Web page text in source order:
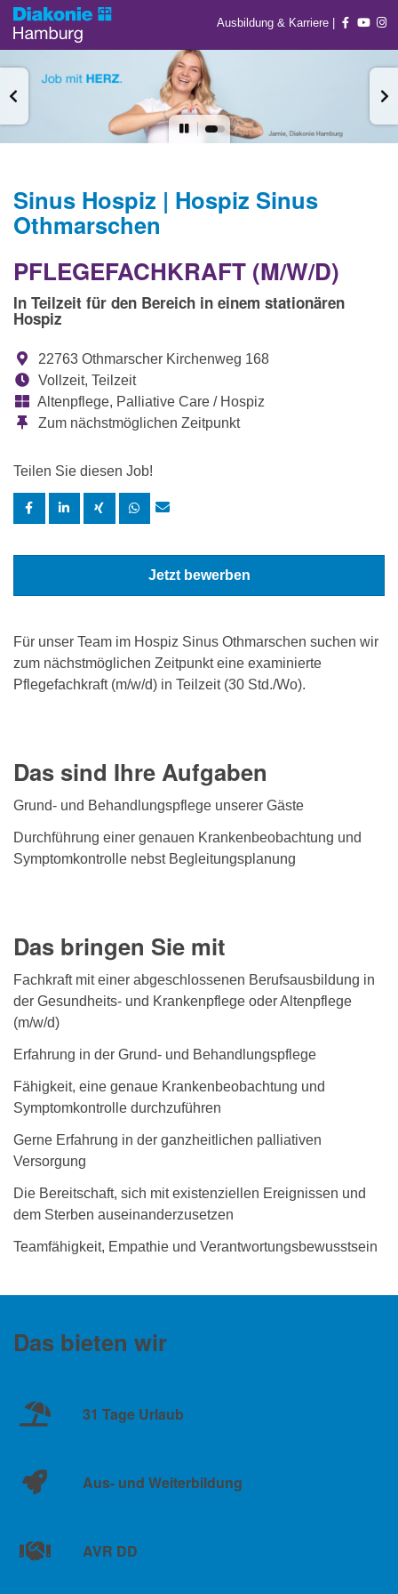
Ausbildung & Karriere |
Sinus Hospiz | Hospiz Sinus
Othmarschen
PFLEGEFACHKRAFT (M/W/D)
In Teilzeit für den Bereich in einem stationären
Hospiz
22763 Othmarscher Kirchenweg 168
Vollzeit, Teilzeit
Altenpflege, Palliative Care / Hospiz
Zum nächstmöglichen Zeitpunkt
Teilen Sie diesen Job!
Jetzt bewerben
Für unser Team im Hospiz Sinus Othmarschen suchen wir
zum nächstmöglichen Zeitpunkt eine examinierte
Pflegefachkraft (m/w/d) in Teilzeit (30 Std./Wo).
Das sind Ihre Aufgaben
Grund- und Behandlungspflege unserer Gäste
Durchführung einer genauen Krankenbeobachtung und
Symptomkontrolle nebst Begleitungsplanung
Das bringen Sie mit
Fachkraft mit einer abgeschlossenen Berufsausbildung in
der Gesundheits- und Krankenpflege oder Altenpflege
(m/w/d)
Erfahrung in der Grund- und Behandlungspflege
Fähigkeit, eine genaue Krankenbeobachtung und
Symptomkontrolle durchzuführen
Gerne Erfahrung in der ganzheitlichen palliativen
Versorgung
Die Bereitschaft, sich mit existenziellen Ereignissen und
dem Sterben auseinanderzusetzen
Teamfähigkeit, Empathie und Verantwortungsbewusstsein
Das bieten wir
31 Tage Urlaub
Aus- und Weiterbildung
AVR DD